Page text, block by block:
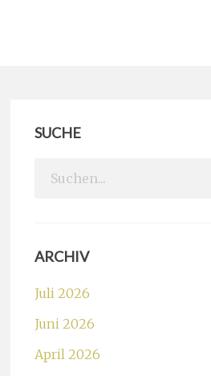
SUCHE
Search
ARCHIV
Juli 2026
Juni 2026
April 2026